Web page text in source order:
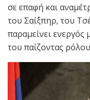
σε επαφή και
του Σαίξπηρ, του
παραμείνει
του παίζοντας